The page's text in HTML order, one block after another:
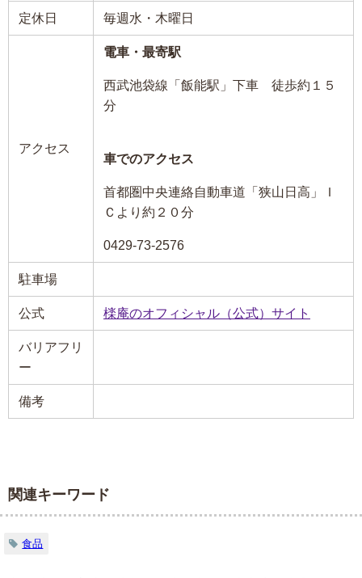
定休日 毎週水・木曜日
アクセス
電車・最寄駅
西武池袋線「飯能駅」下車 徒歩約１５
分
車でのアクセス
首都圏中央連絡自動車道「狭山日高」Ｉ
Ｃより約２０分
0429-73-2576
駐車場
公式 檪庵のオフィシャル（公式）サイト
バリアフリ
ー
備考
関連キーワード
食品